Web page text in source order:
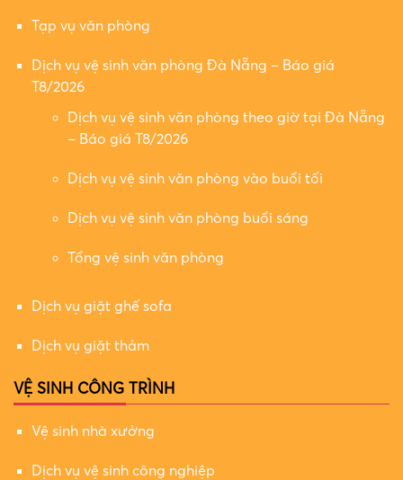
Tạp vụ văn phòng
Dịch vụ vệ sinh văn phòng Đà Nẵng – Báo giá
T8/2026
Dịch vụ vệ sinh văn phòng theo giờ tại Đà Nẵng
– Báo giá T8/2026
Dịch vụ vệ sinh văn phòng vào buổi tối
Dịch vụ vệ sinh văn phòng buổi sáng
Tổng vệ sinh văn phòng
Dịch vụ giặt ghế sofa
Dịch vụ giặt thảm
VỆ SINH CÔNG TRÌNH
Vệ sinh nhà xưởng
Dịch vụ vệ sinh công nghiệp